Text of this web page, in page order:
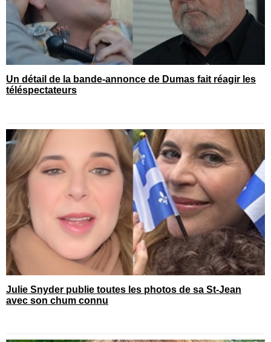
Un détail de la bande-annonce de Dumas fait réagir les
téléspectateurs
Julie Snyder publie toutes les photos de sa St-Jean
avec son chum connu